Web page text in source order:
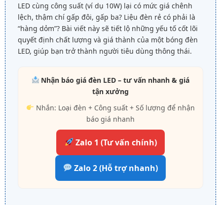
LED cùng công suất (ví dụ 10W) lại có mức giá chênh
lệch, thậm chí gấp đôi, gấp ba? Liệu đèn rẻ có phải là
“hàng dỏm”? Bài viết này sẽ tiết lộ những yếu tố cốt lõi
quyết định chất lượng và giá thành của một bóng đèn
LED, giúp bạn trở thành người tiêu dùng thông thái.
Nhận báo giá đèn LED – tư vấn nhanh & giá
tận xưởng
Nhắn: Loại đèn + Công suất + Số lượng để nhận
báo giá nhanh
Zalo 1 (Tư vấn chính)
Zalo 2 (Hỗ trợ nhanh)